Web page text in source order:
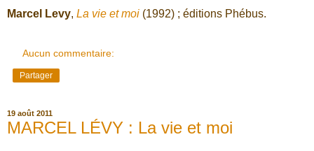
Marcel Levy, La vie et moi (1992) ; éditions Phébus.
Aucun commentaire:
Partager
19 août 2011
MARCEL LÉVY : La vie et moi